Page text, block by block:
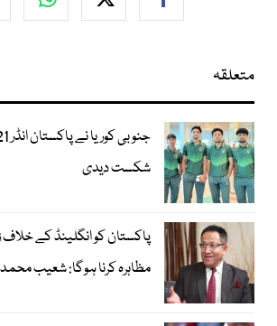
متعلقہ
شکست دیدی
پاکستان کو انگلینڈ کے خلاف
مظاہرہ کرنا ہوگا: شعیب محمد